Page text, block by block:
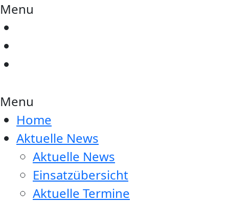
Menu
Menu
Home
Aktuelle News
Aktuelle News
Einsatzübersicht
Aktuelle Termine